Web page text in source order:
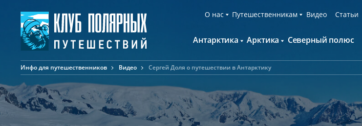
О нас
О компании
С нами путешествуют
Экспедиционная команда
Пресс-центр
Мы помогаем
Наши партнёры
Путешественникам
Русскоязычные группы
Наши суда
Дополнительные опции
Фирменная парка
Что брать с собой
Клуб привилегий
Видео Статьи
Антарктика
Антарктида и Южный полярный круг
Континент Антарктида Новый год
Фолклендские о-ва и Южная Георгия
Арктика
Британские острова
Исландия
Шпицберген
Северный полюс
Инфо для путешественников Видео Сергей Доля о путешествии в Антарктику